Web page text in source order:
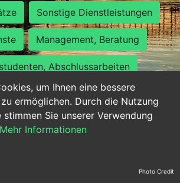
um Ihnen eine bessere
ermöglichen. Durch die Nutzung
stimmen Sie unserer Verwendung
Mehr Informationen
Sonstige Dienstleistungen
Management, Beratung
Abschlussarbeiten
Assistenz, Sekretariat
und Nebenjobs
duale Ausbildung Photo Credit